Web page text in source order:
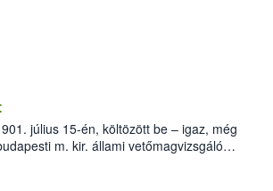
július 15-én, költözött be – igaz, még
m. kir. állami vetőmagvizsgáló
utca 15. szám alatti, Czigler Győző által